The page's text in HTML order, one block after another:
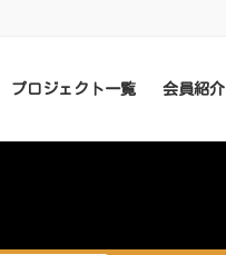
プロジェクト一覧 会員紹介